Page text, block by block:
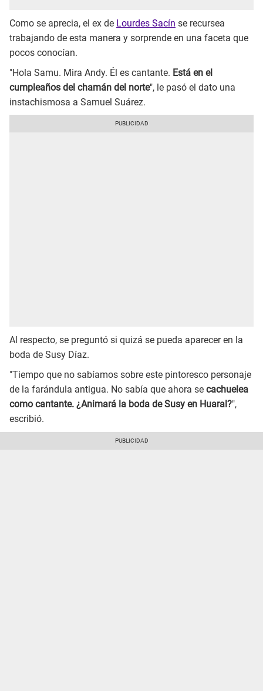
Como se aprecia, el ex de Lourdes Sacín se recursea
trabajando de esta manera y sorprende en una faceta que
pocos conocían.
"Hola Samu. Mira Andy. Él es cantante. Está en el
cumpleaños del chamán del norte", le pasó el dato una
instachismosa a Samuel Suárez.
Al respecto, se preguntó si quizá se pueda aparecer en la
boda de Susy Díaz.
"Tiempo que no sabíamos sobre este pintoresco personaje
de la farándula antigua. No sabía que ahora se cachuelea
como cantante. ¿Animará la boda de Susy en Huaral?",
escribió.